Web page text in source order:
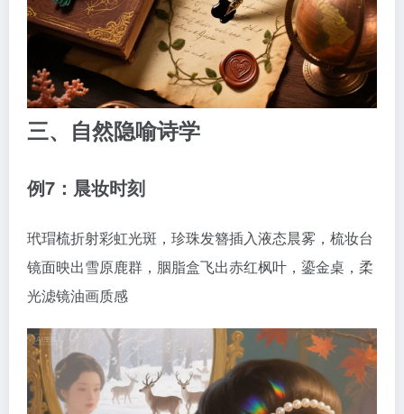
三、自然隐喻诗学
例7：晨妆时刻
玳瑁梳折射彩虹光斑，珍珠发簪插入液态晨雾，梳妆台
镜面映出雪原鹿群，胭脂盒飞出赤红枫叶，鎏金桌，柔
光滤镜油画质感